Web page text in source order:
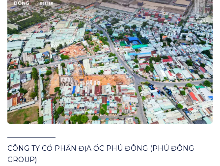
———————
CÔNG TY CỔ PHẦN ĐỊA ỐC PHÚ ĐÔNG (PHÚ ĐÔNG
GROUP)